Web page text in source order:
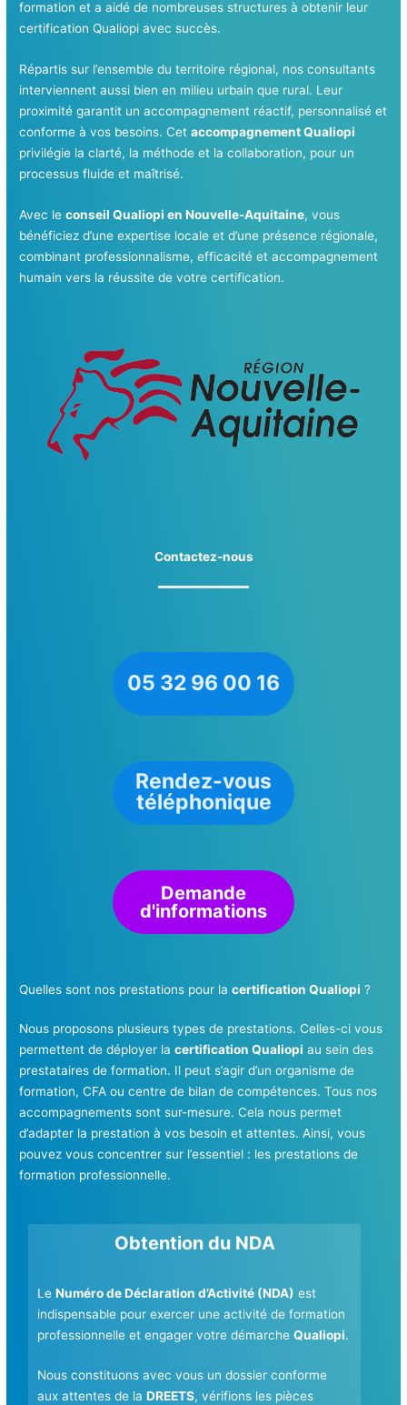
formation et a aidé de nombreuses structures à obtenir leur
certification Qualiopi avec succès.
Répartis sur l’ensemble du territoire régional, nos consultants
interviennent aussi bien en milieu urbain que rural. Leur
proximité garantit un accompagnement réactif, personnalisé et
conforme à vos besoins. Cetaccompagnement Qualiopi
privilégie la clarté, la méthode et la collaboration, pour un
processus fluide et maîtrisé.
Avec leconseil Qualiopi en Nouvelle-Aquitaine, vous
bénéficiez d’une expertise locale et d’une présence régionale,
combinant professionnalisme, efficacité et accompagnement
humain vers la réussite de votre certification.
Contactez-nous
05 32 96 00 16
Rendez-vous
téléphonique
Demande
d'informations
Quelles sont nos prestations pour lacertification Qualiopi ?
Nous proposons plusieurs types de prestations. Celles-ci vous
permettent de déployer lacertification Qualiopi au sein des
prestataires de formation. Il peut s’agir d’un organisme de
formation, CFA ou centre de bilan de compétences. Tous nos
accompagnements sont sur-mesure. Cela nous permet
d’adapter la prestation à vos besoin et attentes. Ainsi, vous
pouvez vous concentrer sur l’essentiel : les prestations de
formation professionnelle.
Obtention du NDA
LeNuméro de Déclaration d’Activité (NDA) est
indispensable pour exercer une activité de formation
professionnelle et engager votre démarcheQualiopi.
Nous constituons avec vous un dossier conforme
aux attentes de laDREETS, vérifions les pièces